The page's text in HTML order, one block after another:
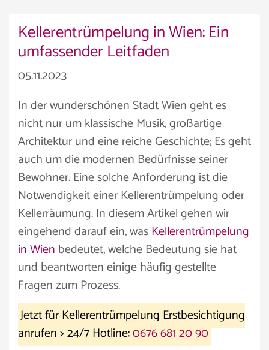
Kellerentrümpelung in Wien: Ein
umfassender Leitfaden
05.11.2023
In der wunderschönen Stadt Wien geht es
nicht nur um klassische Musik, großartige
Architektur und eine reiche Geschichte; Es geht
auch um die modernen Bedürfnisse seiner
Bewohner. Eine solche Anforderung ist die
Notwendigkeit einer Kellerentrümpelung oder
Kellerräumung. In diesem Artikel gehen wir
eingehend darauf ein, wasKellerentrümpelung
in Wien bedeutet, welche Bedeutung sie hat
und beantworten einige häufig gestellte
Fragen zum Prozess.
Jetzt für Kellerentrümpelung Erstbesichtigung
anrufen > 24/7 Hotline:0676 681 20 90